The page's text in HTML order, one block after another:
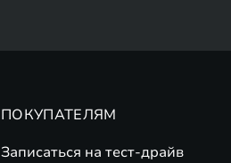
ПОКУПАТЕЛЯМ
Записаться на тест-драйв